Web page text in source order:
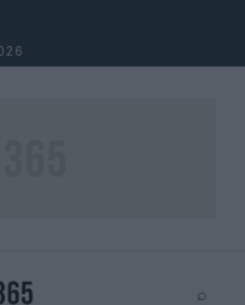
⌕